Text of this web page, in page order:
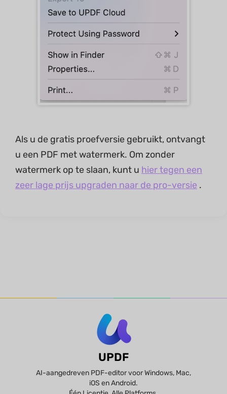
Als u de gratis proefversie gebruikt, ontvangt
u een PDF met watermerk. Om zonder
watermerk op te slaan, kunt u hier tegen een
zeer lage prijs upgraden naar de pro-versie .
UPDF
AI-aangedreven PDF-editor voor Windows, Mac,
iOS en Android.